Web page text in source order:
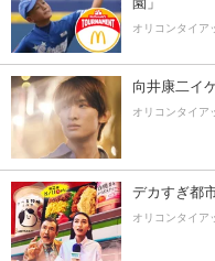
オリコンタイア
向井康二イ
オリコンタイア
デカすぎ都
オリコンタイア